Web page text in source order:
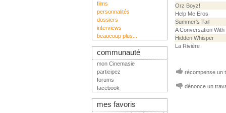
Orz Boyz!
Help Me Eros
Summer's Tail
A Conversation With
Hidden Whisper
La Rivière
récompense un
dénonce un
films
personnalités
dossiers
interviews
beaucoup plus...
communauté
mon Cinemasie
participez
forums
facebook
mes favoris